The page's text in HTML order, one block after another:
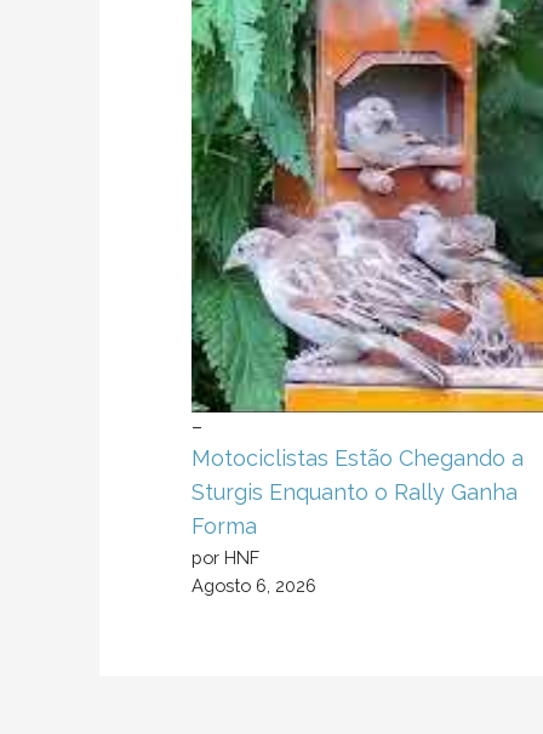
–
Motociclistas Estão Chegando a
Sturgis Enquanto o Rally Ganha
Forma
por HNF
Agosto 6, 2026